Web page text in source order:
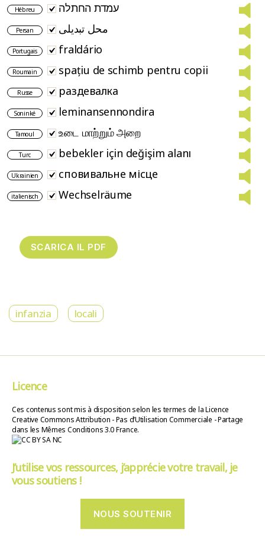
Hébreu עמדת החתלה
Persan محل تبدیلی
Portugais fraldário
Roumain spațiu de schimb pentru copii
Russe раздевалка
Soninké leminansennondira
Tamoul உடை மாற்றும் அறை
Turc bebekler için değişim alanı
Ukrainien сповивальне місце
italienisch Wechselräume
infanzia locali
Licence
Ces contenus sont mis à disposition selon les termes de la Licence
Creative Commons Attribution - Pas d’Utilisation Commerciale - Partage
dans les Mêmes Conditions 3.0 France.
J’utilise vos ressources, j’apprécie votre travail, je
vous soutiens !
NOUS SOUTENIR